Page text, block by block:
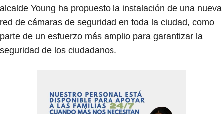
alcalde Young ha propuesto la instalación de una nueva
red de cámaras de seguridad en toda la ciudad, como
parte de un esfuerzo más amplio para garantizar la
seguridad de los ciudadanos.